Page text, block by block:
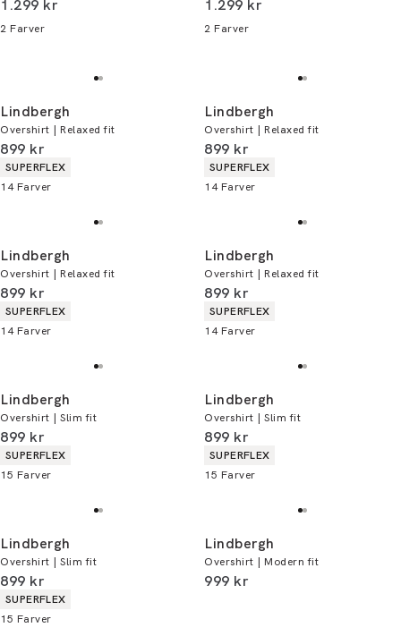
I alt (inkl. rabat)
1.299 kr
2 Farver
I alt (inkl. rabat)
1.299 kr
2 Farver
Lindbergh
Overshirt | Relaxed fit
I alt (inkl. rabat)
899 kr
Produkt egenskaber
SUPERFLEX
14 Farver
Lindbergh
Overshirt | Relaxed fit
I alt (inkl. rabat)
899 kr
Produkt egenskaber
SUPERFLEX
14 Farver
Lindbergh
Overshirt | Relaxed fit
I alt (inkl. rabat)
899 kr
Produkt egenskaber
SUPERFLEX
14 Farver
Lindbergh
Overshirt | Relaxed fit
I alt (inkl. rabat)
899 kr
Produkt egenskaber
SUPERFLEX
14 Farver
Lindbergh
Overshirt | Slim fit
I alt (inkl. rabat)
899 kr
Produkt egenskaber
SUPERFLEX
15 Farver
Lindbergh
Overshirt | Slim fit
I alt (inkl. rabat)
899 kr
Produkt egenskaber
SUPERFLEX
15 Farver
Lindbergh
Overshirt | Slim fit
I alt (inkl. rabat)
899 kr
Produkt egenskaber
SUPERFLEX
15 Farver
Lindbergh
Overshirt | Modern fit
I alt (inkl. rabat)
999 kr